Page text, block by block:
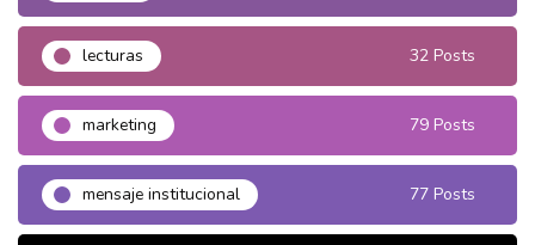
lecturas 32 Posts
marketing 79 Posts
mensaje institucional 77 Posts